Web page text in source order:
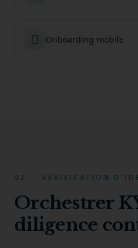
Onboarding mobile
02 — VÉRIFICATION
Orchestrer
diligence